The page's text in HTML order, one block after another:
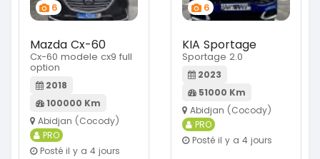
6
Mazda Cx-60
Cx-60 modele cx9 full
option
2018
100000 Km
Abidjan (Cocody)
PRO
Posté il y a 4 jours
6
KIA Sportage
Sportage 2.0
2023
51000 Km
Abidjan (Cocody)
PRO
Posté il y a 4 jours